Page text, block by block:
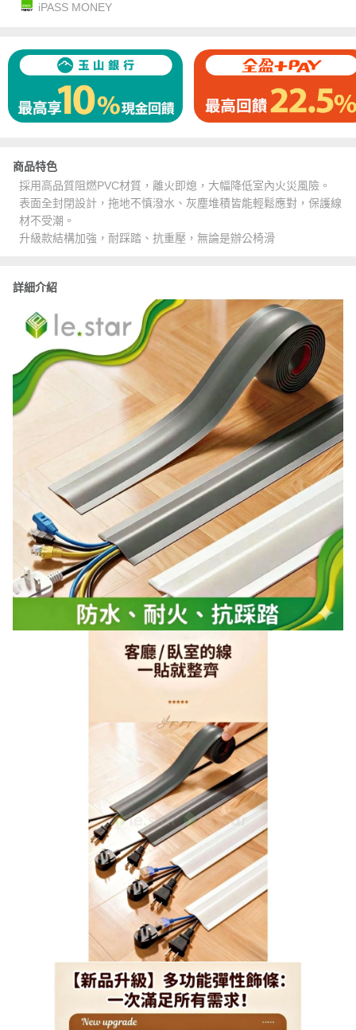
iPASS MONEY
商品特色
採用高品質阻燃PVC材質，離火即熄，大幅降低室內火災風險。
表面全封閉設計，拖地不慎潑水、灰塵堆積皆能輕鬆應對，保護線
材不受潮。
升級款結構加強，耐踩踏、抗重壓，無論是辦公椅滑
詳細介紹